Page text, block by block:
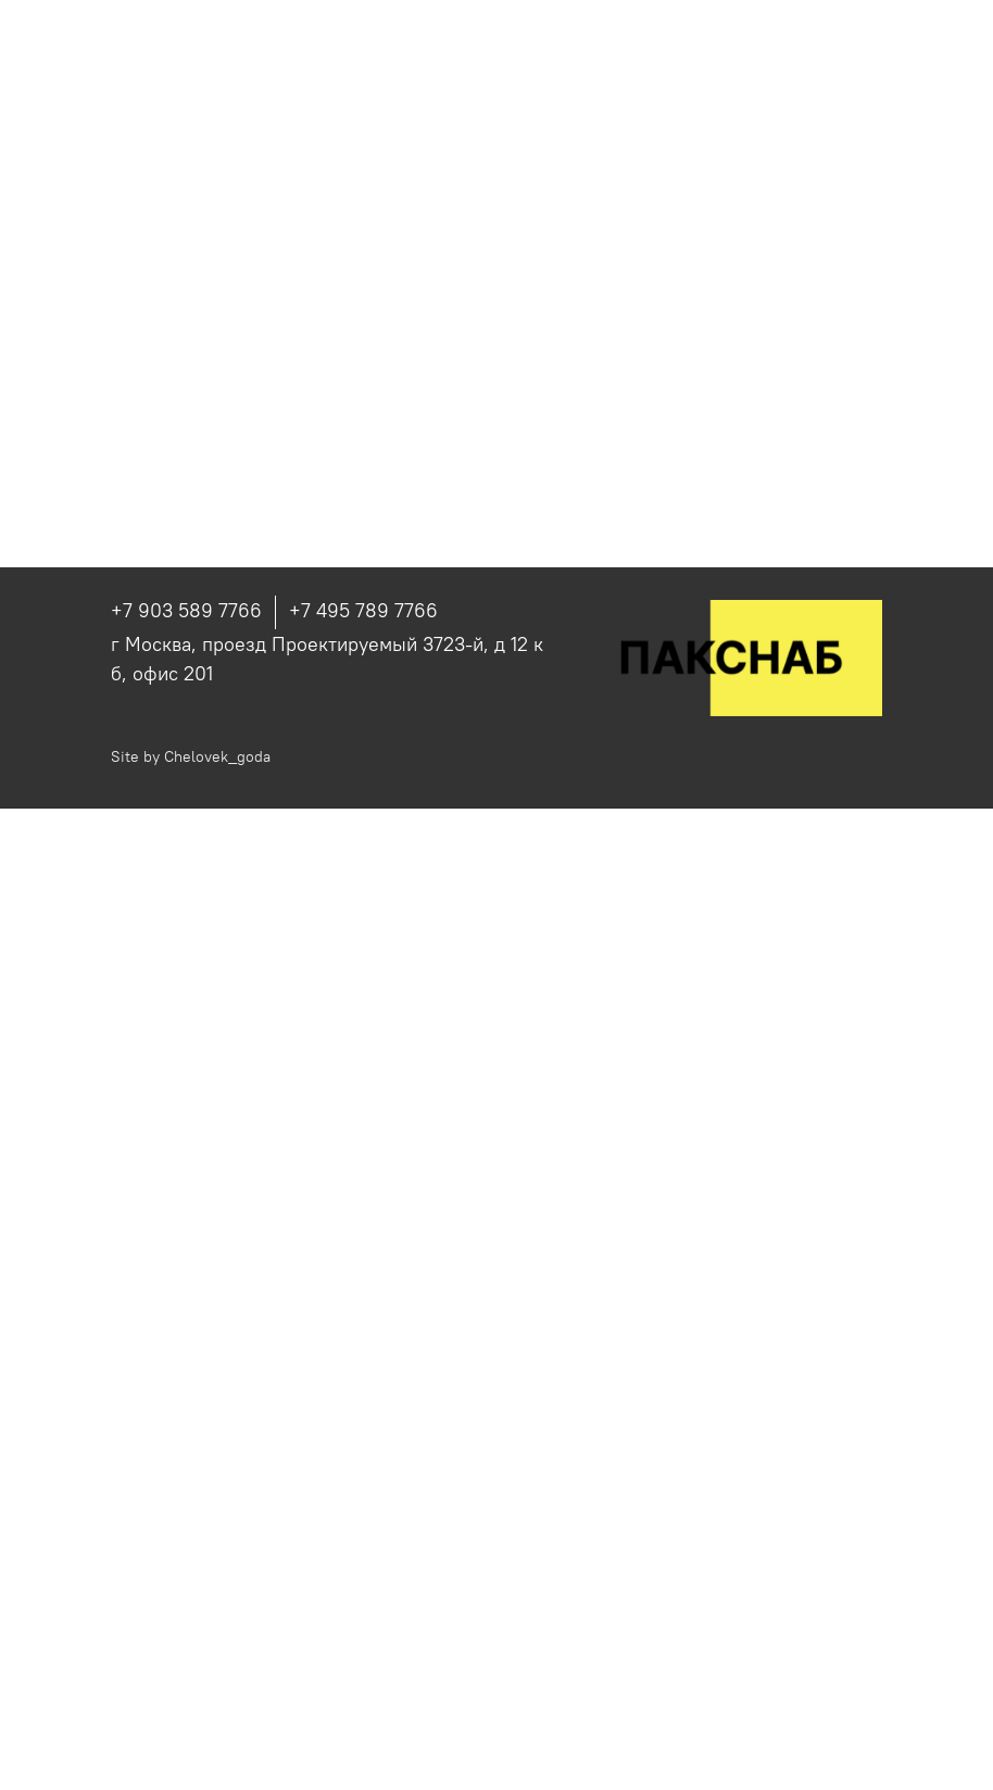
+7 903 589 7766
+7 495 789 7766
г Москва, проезд Проектируемый 3723-й, д 12 к
б, офис 201
Site by Chelovek_goda